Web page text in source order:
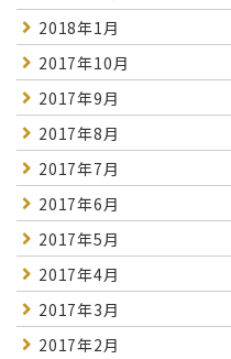
2018年1月
2017年10月
2017年9月
2017年8月
2017年7月
2017年6月
2017年5月
2017年4月
2017年3月
2017年2月